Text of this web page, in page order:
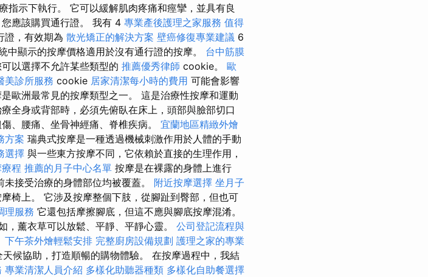
指示下執行。 它可以緩解肌肉疼痛和痙攣，並具有良
應該購買通行證。 我有 4 專業產後護理之家服務 值得
證，有效期為 散光矯正的解決方案 壁癌修復專業建議 6
中顯示的按摩價格適用於沒有通行證的按摩。 台中筋膜
以選擇不允許某些類型的 推薦優秀律師 cookie。 歐
美診所服務 cookie 居家清潔每小時的費用 可能會影響
歐洲最常見的按摩類型之一。 這是治療性按摩和運動
全身或背部時，必須先俯臥在床上，頭部與臉部切口
、腰痛、坐骨神經痛、脊椎疾病。 宜蘭地區精緻外燴
方案 瑞典式按摩是一種透過機械刺激作用於人體的手動
選擇 與一些東方按摩不同，它依賴於直接的生理作用，
程 推薦的月子中心名單 按摩是在裸露的身體上進行
未接受治療的身體部位均被覆蓋。 附近按摩選擇 坐月子
椅上。 它涉及按摩整個下肢，從腳趾到臀部，但也可
理服務 它還包括摩擦腳底，但這不應與腳底按摩混淆。
，薰衣草可以放鬆、平靜、平靜心靈。 公司登記流程與
下午茶外燴輕鬆安排 完整廚房設備規劃 護理之家的專業
天候協助，打造順暢的購物體驗。 在按摩過程中，我結
專業清潔人員介紹 多樣化助聽器種類 多樣化自助餐選擇